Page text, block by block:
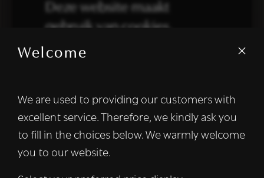
Welcome
We are used to providing our customers with
excellent service. Therefore, we kindly ask you
to fill in the choices below. We warmly welcome
you to our website.
Deze website maakt
gebruik van cookies.
We gebruiken cookies om inhoud en
informatie over uw gebruik van onze site
met onze advertentie- en analysepartners,
die deze kunnen combineren met andere
informatie die u aan hen heeft verstrekt of
van hun diensten. Lees verder